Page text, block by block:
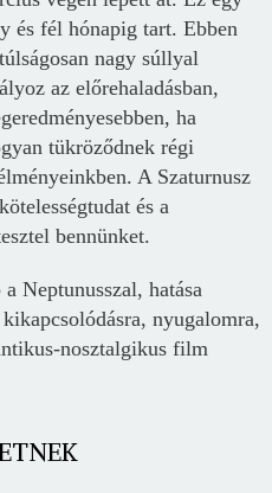
és fél hónapig tart. Ebben
nagy súllyal
az előrehaladásban,
ha
tükröződnek régi
A Szaturnusz
és a
bennünket.
Neptunusszal, hatása
nyugalomra,
nosztalgikus film